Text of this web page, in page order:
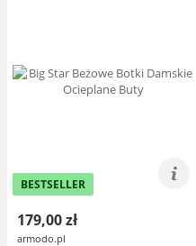
BESTSELLER
179,00 zł
armodo.pl